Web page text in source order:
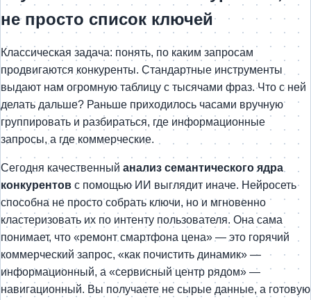
не просто список ключей
Классическая задача: понять, по каким запросам
продвигаются конкуренты. Стандартные инструменты
выдают нам огромную таблицу с тысячами фраз. Что с ней
делать дальше? Раньше приходилось часами вручную
группировать и разбираться, где информационные
запросы, а где коммерческие.
Сегодня качественный анализ семантического ядра
конкурентов с помощью ИИ выглядит иначе. Нейросеть
способна не просто собрать ключи, но и мгновенно
кластеризовать их по интенту пользователя. Она сама
понимает, что «ремонт смартфона цена» — это горячий
коммерческий запрос, «как почистить динамик» —
информационный, а «сервисный центр рядом» —
навигационный. Вы получаете не сырые данные, а готовую